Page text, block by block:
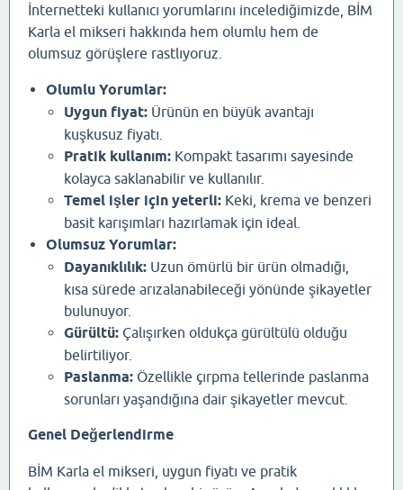
İnternetteki kullanıcı yorumlarını incelediğimizde, BİM
Karla el mikseri hakkında hem olumlu hem de
olumsuz görüşlere rastlıyoruz.
Olumlu Yorumlar:
Uygun fiyat: Ürünün en büyük avantajı
kuşkusuz fiyatı.
Pratik kullanım: Kompakt tasarımı sayesinde
kolayca saklanabilir ve kullanılır.
Temel işler için yeterli: Keki, krema ve benzeri
basit karışımları hazırlamak için ideal.
Olumsuz Yorumlar:
Dayanıklılık: Uzun ömürlü bir ürün olmadığı,
kısa sürede arızalanabileceği yönünde şikayetler
bulunuyor.
Gürültü: Çalışırken oldukça gürültülü olduğu
belirtiliyor.
Paslanma: Özellikle çırpma tellerinde paslanma
sorunları yaşandığına dair şikayetler mevcut.
Genel Değerlendirme
BİM Karla el mikseri, uygun fiyatı ve pratik